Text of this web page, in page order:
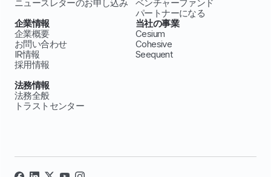
ニュースレターのお申し込み
ベンチャーファンド
パートナーになる
企業情報
企業概要
お問い合わせ
IR情報
採用情報
当社の事業
Cesium
Cohesive
Seequent
法務情報
法務全般
トラストセンター